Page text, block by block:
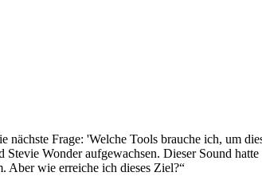
nächste Frage: 'Welche Tools brauche ich, um
Wonder aufgewachsen. Dieser Sound
Aber wie erreiche ich dieses Ziel?“